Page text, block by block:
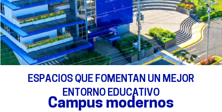
ESPACIOS QUE FOMENTAN UN MEJOR
ENTORNO EDUCATIVO
Campus modernos